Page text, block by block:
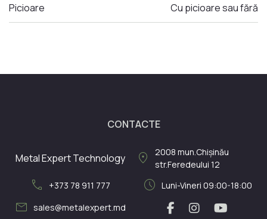
Picioare Cu picioare sau fără
CONTACTE
Metal Expert Technology location_on 2008 mun.Chișinău
str.Feredeului 12
call +373 78 911 777 schedule Luni-Vineri 09:00-18:00
mail sales@metalexpert.md